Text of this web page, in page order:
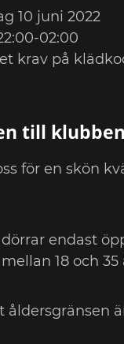
10 juni 2022
02:00
krav på
till
för en skön
endast
18 och 35
åldersgränsen